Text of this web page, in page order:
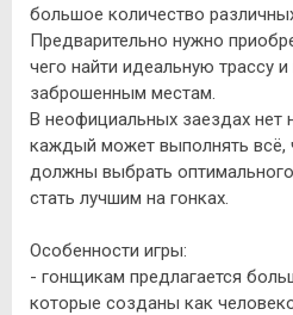
большое количество
Предварительно нужно
чего найти идеальную трассу
заброшенным местам.
В неофициальных заездах нет
каждый может выполнять всё,
должны выбрать
стать лучшим на гонках.
Особенности игры:
- гонщикам предлагается
которые созданы как